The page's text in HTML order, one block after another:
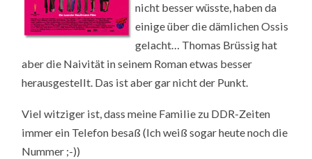
nicht besser wüsste, haben da
einige über die dämlichen Ossis
gelacht… Thomas Brüssig hat
aber die Naivität in seinem Roman etwas besser
herausgestellt. Das ist aber gar nicht der Punkt.
Viel witziger ist, dass meine Familie zu DDR-Zeiten
immer ein Telefon besaß (Ich weiß sogar heute noch die
Nummer ;-))